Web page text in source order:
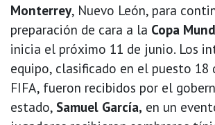
Monterrey, Nuevo León, para
preparación de cara a la Copa
inicia el próximo 11 de junio. Los
equipo, clasificado en el puesto 18
FIFA, fueron recibidos por el
estado, Samuel García, en un